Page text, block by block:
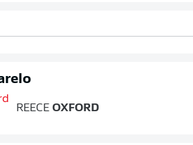
REECE OXFORD